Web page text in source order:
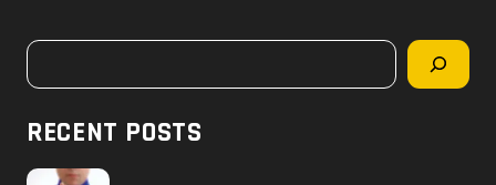
r
Rechercher
RECENT POSTS